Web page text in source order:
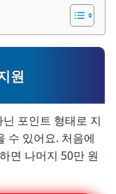
원
포인트 형태로 지
수 있어요. 처음에
면 나머지 50만 원